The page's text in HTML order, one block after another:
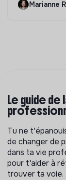
Marianne
Le guide
Tu ne
de changer de
dans ta vie
pour t'aider à
trouver ta voie.